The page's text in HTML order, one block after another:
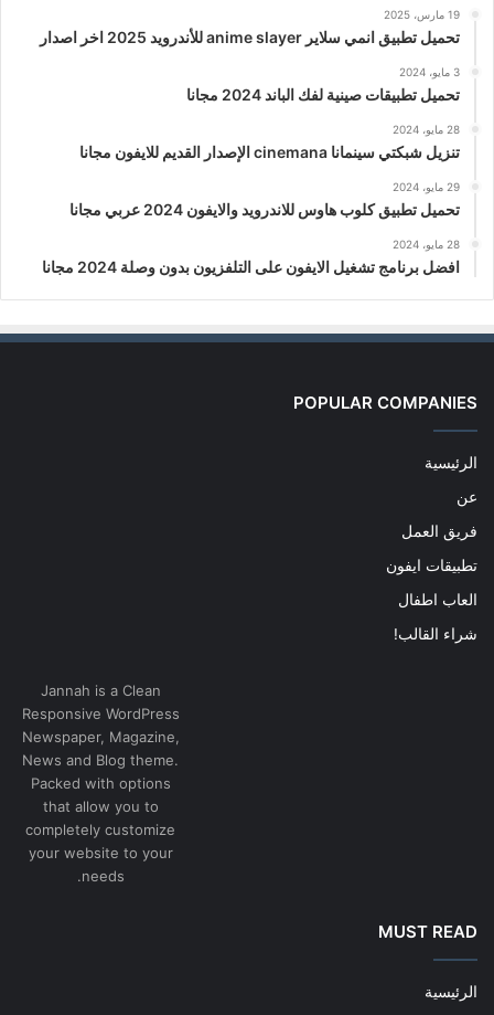
19 مارس، 2025
تحميل تطبيق انمي سلاير anime slayer للأندرويد 2025 اخر اصدار
3 مايو، 2024
تحميل تطبيقات صينية لفك الباند 2024 مجانا
28 مايو، 2024
تنزيل شبكتي سينمانا cinemana الإصدار القديم للايفون مجانا
29 مايو، 2024
تحميل تطبيق كلوب هاوس للاندرويد والايفون 2024 عربي مجانا
28 مايو، 2024
افضل برنامج تشغيل الايفون على التلفزيون بدون وصلة 2024 مجانا
POPULAR COMPANIES
الرئيسية
عن
فريق العمل
تطبيقات ايفون
العاب اطفال
شراء القالب!
Jannah is a Clean
Responsive WordPress
Newspaper, Magazine,
News and Blog theme.
Packed with options
that allow you to
completely customize
your website to your
needs.
MUST READ
الرئيسية